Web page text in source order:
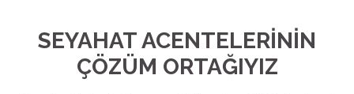
SEYAHAT ACENTELERİNİN
ÇÖZÜM ORTAĞIYIZ